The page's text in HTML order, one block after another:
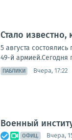
Стало
5 августа
49-й армией.Сегодня
ПАБЛИКИ Вчера, 17:22
Военный
ОФИЦ. Вчера,